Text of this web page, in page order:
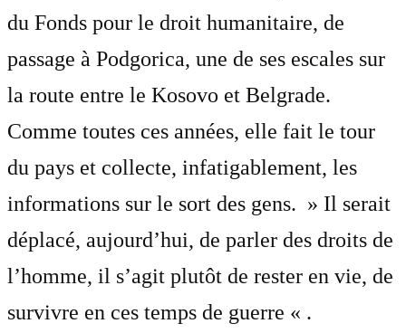
du Fonds pour le droit humanitaire, de
passage à Podgorica, une de ses escales sur
la route entre le Kosovo et Belgrade.
Comme toutes ces années, elle fait le tour
du pays et collecte, infatigablement, les
informations sur le sort des gens. » Il serait
déplacé, aujourd’hui, de parler des droits de
l’homme, il s’agit plutôt de rester en vie, de
survivre en ces temps de guerre « .